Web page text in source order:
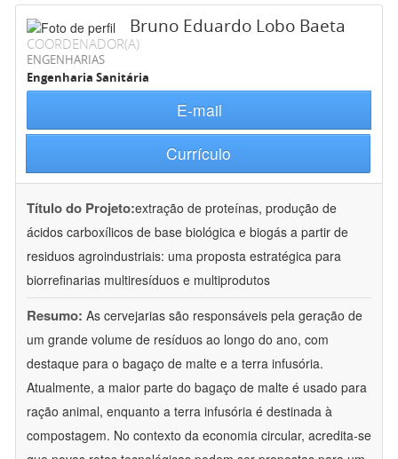
Bruno Eduardo Lobo Baeta
COORDENADOR(A)
ENGENHARIAS
Engenharia Sanitária
E-mail
Currículo
Título do Projeto:extração de proteínas, produção de
ácidos carboxílicos de base biológica e biogás a partir de
residuos agroindustriais: uma proposta estratégica para
biorrefinarias multiresíduos e multiprodutos
Resumo: As cervejarias são responsáveis pela geração de
um grande volume de resíduos ao longo do ano, com
destaque para o bagaço de malte e a terra infusória.
Atualmente, a maior parte do bagaço de malte é usado para
ração animal, enquanto a terra infusória é destinada à
compostagem. No contexto da economia circular, acredita-se